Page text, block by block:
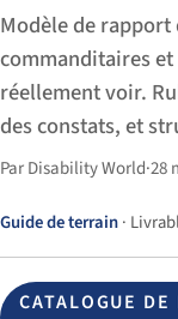
Modèle de
commanditaires
réellement voir.
des constats, et
Par Disability World·28
Guide de terrain·
CATALOGUE